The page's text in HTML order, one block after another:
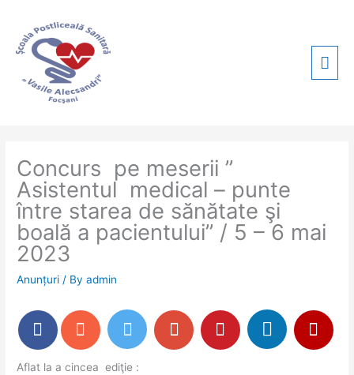
content
Concurs pe meserii ”
Asistentul medical – punte
între starea de sănătate şi
boală a pacientului” / 5 – 6 mai
2023
Anunțuri / Byadmin
Aflat la a cincea ediţie :